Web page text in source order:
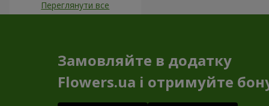
Переглянути все
Замовляйте в додатку
Flowers.ua і отримуйте